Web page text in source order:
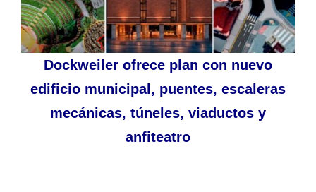
Dockweiler ofrece plan con nuevo
edificio municipal, puentes, escaleras
mecánicas, túneles, viaductos y
anfiteatro